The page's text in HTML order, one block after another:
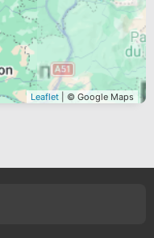
Leaflet | © Google Maps